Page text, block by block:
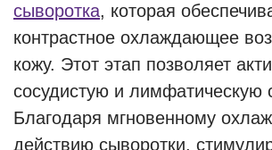
сыворотка, которая
контрастное охлаждающее
кожу. Этот этап позволяет
сосудистую и лимфатическую
Благодаря мгновенному
действию сыворотки,